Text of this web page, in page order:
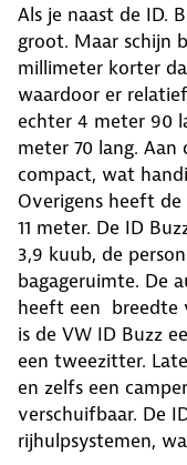
Als je naast de ID.
groot. Maar schijn
millimeter korter
waardoor er
echter 4 meter 90
meter 70 lang.
compact, wat
Overigens heeft
11 meter. De ID
3,9 kuub, de
bagageruimte. De
heeft een breedte
is de VW ID Buzz
een tweezitter.
en zelfs een
verschuifbaar. De
rijhulpsystemen,